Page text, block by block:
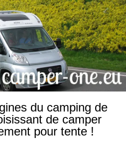
du camping de
de camper
pour tente !